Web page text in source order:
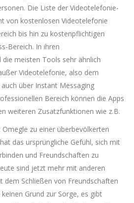
Die Liste der Videotelefonie-
von kostenlosen Videotelefonie
bis hin zu kostenpflichtigen
Bereich. In ihren
meisten Tools sehr ähnlich
Videotelefonie, also dem
über Instant Messaging
Bereich können die Apps
weiteren Zusatzfunktionen wie z.B.
zu einer überbevölkerten
das ursprüngliche Gefühl, sich mit
und Freundschaften zu
sind jetzt mehr mit anderen
dem Schließen von Freundschaften
Grund zur Sorge, es gibt